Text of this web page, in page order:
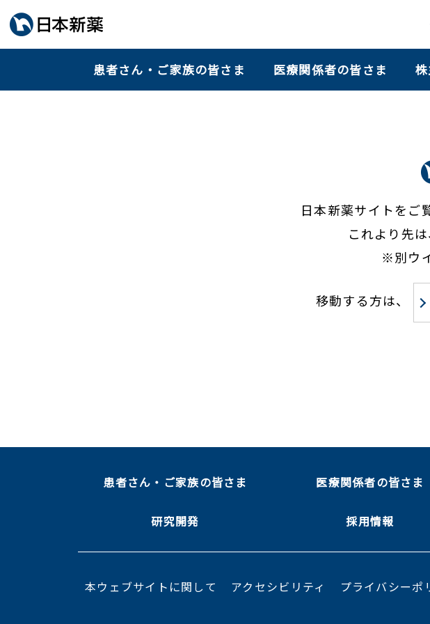
患者さん・ご家族の皆さま 医療関係者の皆さま
日本新薬サイトをご
これより先
※別ウ
移動する方は、
患者さん・ご家族の皆さま 医療関係者の皆さま
研究開発 採用情報
本ウェブサイトに関して アクセシビリティ プライバシーポ